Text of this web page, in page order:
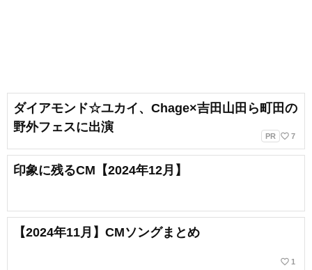
ダイアモンド☆ユカイ、Chage×吉田山田ら町田の
野外フェスに出演
PR favorite_border 7
印象に残るCM【2024年12月】
【2024年11月】CMソングまとめ
favorite_border 1